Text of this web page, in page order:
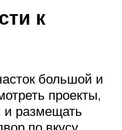
к
большой и
проекты,
размещать